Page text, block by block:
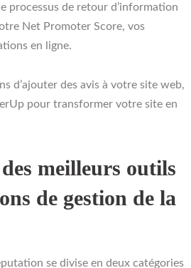
processus de retour d’information
Net Promoter Score, vos
en ligne.
d’ajouter des avis à votre site web,
pour transformer votre site en
meilleurs outils
de gestion de la
se divise en deux catégories